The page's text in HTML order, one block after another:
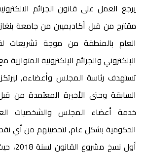
مقترح من قبل أكاديميين من جامعة
العام بالمنطقة من موجة تشريعات
الإلكتروني والجرائم الإلكترونية
تستهدف
السابقة وحتى الأخيرة المعتمدة من
خدمة أعضاء المجلس والشخصيات
الحكومية بشكل عام٫
أول نسخ